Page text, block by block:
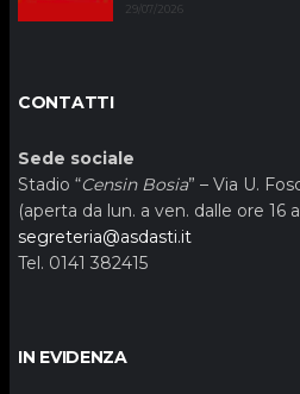
29/07/2026
CONTATTI
Sede sociale
Stadio “Censin Bosia” – Via U.
(aperta da lun. a ven. dalle ore 16
segreteria@asdasti.it
Tel. 0141 382415
IN EVIDENZA